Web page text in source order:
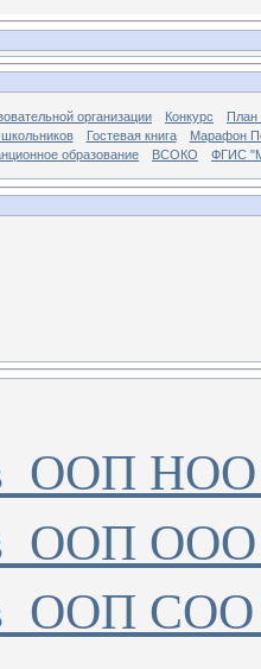
организации Конкурс
Гостевая книга
Марафон
образование ВСОКО ФГИС
ООП НОО
ООП ООО
в ООП